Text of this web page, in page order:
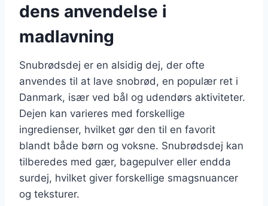
dens anvendelse i
madlavning
Snubrødsdej er en alsidig dej, der ofte
anvendes til at lave snobrød, en populær ret i
Danmark, især ved bål og udendørs aktiviteter.
Dejen kan varieres med forskellige
ingredienser, hvilket gør den til en favorit
blandt både børn og voksne. Snubrødsdej kan
tilberedes med gær, bagepulver eller endda
surdej, hvilket giver forskellige smagsnuancer
og teksturer.